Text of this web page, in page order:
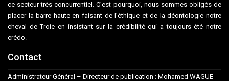
ce secteur très concurrentiel. C’est pourquoi, nous sommes obligés de
placer la barre haute en faisant de l’éthique et de la déontologie notre
cheval de Troie en insistant sur la crédibilité qui a toujours été notre
crédo.
Contact
Administrateur Général – Directeur de publication : Mohamed WAGUE